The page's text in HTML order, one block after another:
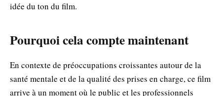
idée du ton du film.
Pourquoi cela compte maintenant
En contexte de préoccupations croissantes autour de la
santé mentale et de la qualité des prises en charge, ce film
arrive à un moment où le public et les professionnels